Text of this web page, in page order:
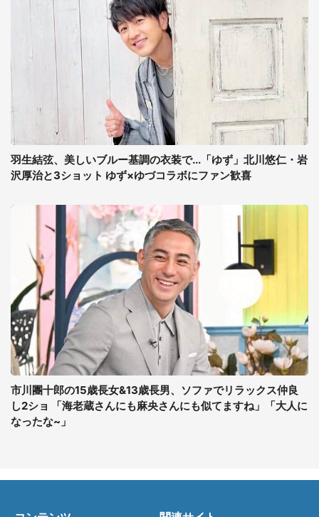
羽生結弦、美しいブルー基調の衣装で...「ゆず」北川悠仁・岩
沢厚治と3ショット ゆず×ゆづコラボにファン歓喜
市川團十郎の15歳長女&13歳長男、ソファでリラックス仲良
し2ショ 「海老蔵さんにも麻央さんにも似てますね」「大人に
なったな~」